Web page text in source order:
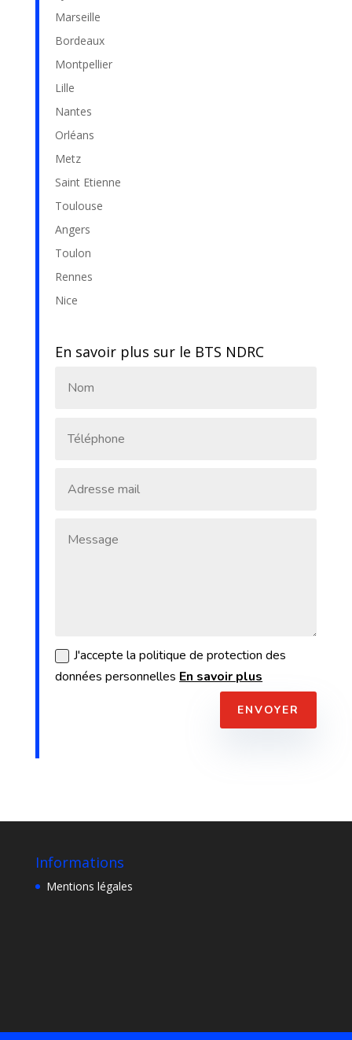
Marseille
Bordeaux
Montpellier
Lille
Nantes
Orléans
Metz
Saint Etienne
Toulouse
Angers
Toulon
Rennes
Nice
En savoir plus sur le BTS NDRC
J'accepte la politique de protection des
données personnelles En savoir plus
ENVOYER
Informations
Mentions légales